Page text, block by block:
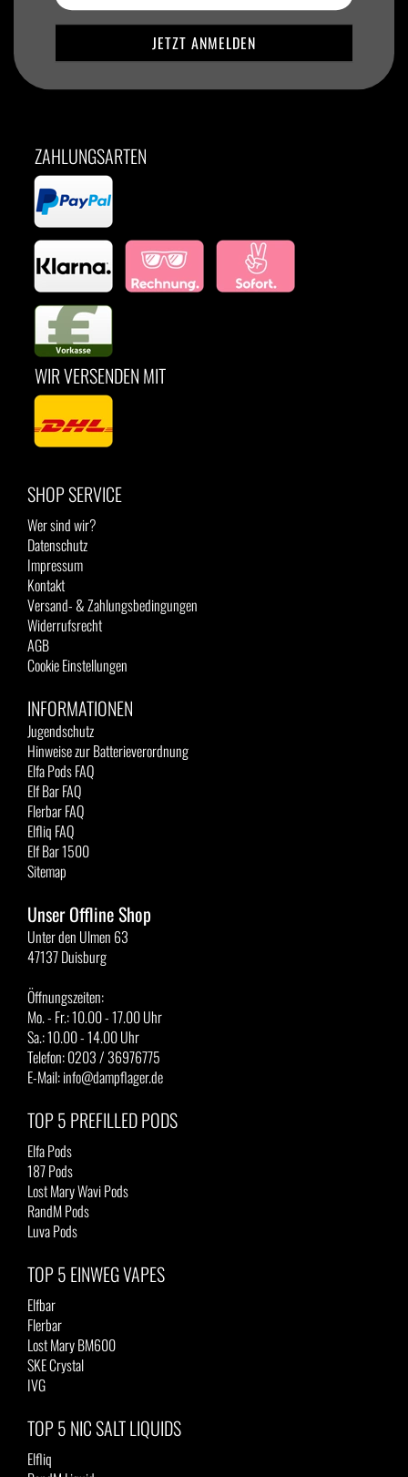
ZAHLUNGSARTEN
WIR VERSENDEN MIT
SHOP SERVICE
Wer sind wir?
Datenschutz
Impressum
Kontakt
Versand- & Zahlungsbedingungen
Widerrufsrecht
AGB
Cookie Einstellungen
INFORMATIONEN
Jugendschutz
Hinweise zur Batterieverordnung
Elfa Pods FAQ
Elf Bar FAQ
Flerbar FAQ
Elfliq FAQ
Elf Bar 1500
Sitemap
Unser Offline Shop
Unter den Ulmen 63
47137 Duisburg
Öffnungszeiten:
Mo. - Fr.: 10.00 - 17.00 Uhr
Sa.: 10.00 - 14.00 Uhr
Telefon: 0203 / 36976775
E-Mail: info@dampflager.de
TOP 5 PREFILLED PODS
Elfa Pods
187 Pods
Lost Mary Wavi Pods
RandM Pods
Luva Pods
TOP 5 EINWEG VAPES
Elfbar
Flerbar
Lost Mary BM600
SKE Crystal
IVG
TOP 5 NIC SALT LIQUIDS
Elfliq